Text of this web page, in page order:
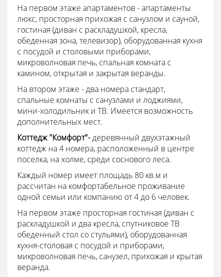
На первом этаже апартаментов - апартаменты
люкс, просторная прихожая с санузлом и сауной,
гостиная (диван с раскладушкой, кресла,
обеденная зона, телевизор), оборудованная кухня
с посудой и столовыми приборами,
микроволновая печь, спальная комната с
камином, открытая и закрытая веранды.
На втором этаже - два номера стандарт,
спальные комнаты с санузлами и лоджиями,
мини-холодильник и ТВ. Имеется возможность
дополнительных мест.
Коттедж "Комфорт"-деревянный двухэтажный
коттедж на 4 номера, расположенный в центре
поселка, на холме, среди соснового леса.
Каждый номер имеет площадь 80 кв.м и
рассчитан на комфортабельное проживание
одной семьи или компанию от 4 до 6 человек.
На первом этаже просторная гостиная (диван с
раскладушкой и два кресла, спутниковое ТВ
обеденный стол со стульями), оборудованная
кухня-столовая с посудой и приборами,
микроволновая печь, санузел, прихожая и крытая
веранда.